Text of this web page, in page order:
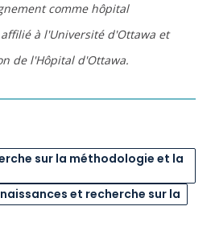
comme hôpital
à l'Université d'Ottawa et
de l'Hôpital d'Ottawa.
sur la méthodologie et la
et recherche sur la